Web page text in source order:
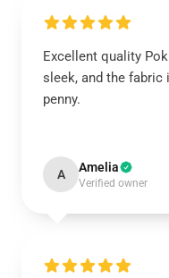
Excellent quality
sleek, and the fabric
penny.
A Amelia
Verified owner